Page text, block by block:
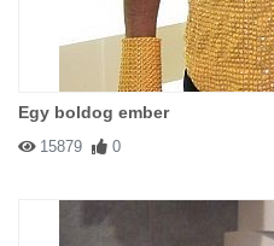
Egy boldog ember
15879 0